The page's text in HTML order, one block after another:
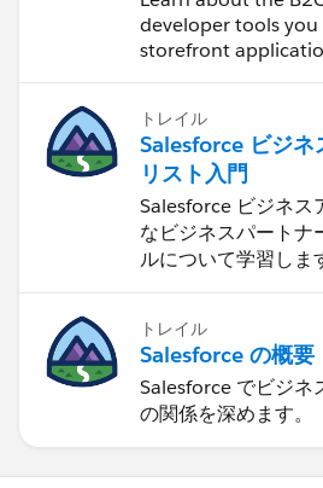
developer tools
storefront
トレイル
Salesforce ビジネ
リスト入門
Salesforce ビジネス
なビジネスパートナ
ルについて学習しま
トレイル
Salesforce の概要
Salesforce でビジネ
の関係を深めます。